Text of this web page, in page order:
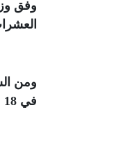
في 18 مارس 2025